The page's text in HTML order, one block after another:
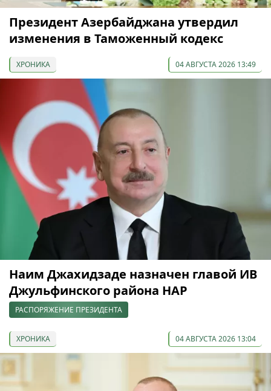
Президент Азербайджана утвердил
изменения в Таможенный кодекс
ХРОНИКА 04 АВГУСТА 2026 13:49
Наим Джахидзаде назначен главой ИВ
Джульфинского района НАР
РАСПОРЯЖЕНИЕ ПРЕЗИДЕНТА
ХРОНИКА 04 АВГУСТА 2026 13:04